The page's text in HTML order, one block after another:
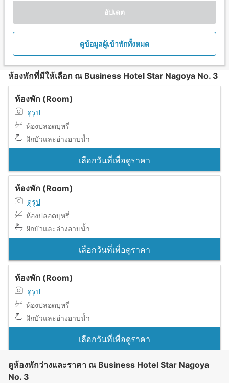
อัปเดต
ดูข้อมูลผู้เข้าพักทั้งหมด
ห้องพักที่มีให้เลือก ณ Business Hotel Star Nagoya No. 3
ห้องพัก (Room)
ดูรูป
ห้องปลอดบุหรี่
ฝักบัวและอ่างอาบน้ำ
เลือกวันที่เพื่อดูราคา
ห้องพัก (Room)
ดูรูป
ห้องปลอดบุหรี่
ฝักบัวและอ่างอาบน้ำ
เลือกวันที่เพื่อดูราคา
ห้องพัก (Room)
ดูรูป
ห้องปลอดบุหรี่
ฝักบัวและอ่างอาบน้ำ
เลือกวันที่เพื่อดูราคา
ดูห้องพักว่างและราคา ณ Business Hotel Star Nagoya
No. 3